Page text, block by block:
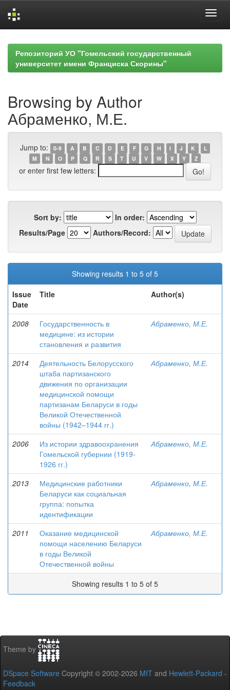
navigationРепозиторий УО "Гомельский государственный
университет имени Франциска Скорины"
Browsing by Author
Абраменко, М.Е.
Jump to: 0-9 A B C D E F G H I J K
L
M
N O P Q R S T U V W X Y Z
or enter first few letters:
Sort by:
In order:
Results/Page
Authors/Record:
Showing results 1 to 5 of 5
Issue
Date
Title Author(s)
2008
Государственность в
медицине: из истории
становления и развития
Абраменко, М.Е.
2014
Деятельность Белорусского
штаба партизанского
движения по организации
медицинской помощи
партизанам Беларуси в годы
Великой Отечественной
войны (1942–1944 гг.)
Абраменко, М.Е.
2006
Из истории здравоохранения
Гомельской губернии (1919-
1926 гг.)
Абраменко, М.Е.
2013
Медицинские работники
Беларуси как социальная
группа: попытка
идентификации
Абраменко, М.Е.
2011
Оказание медицинской
помощи населению Беларуси
в годы Великой
Отечественной войны
Абраменко, М.Е.
Showing results 1 to 5 of 5
Theme by
DSpace Software Copyright © 2002-2026 MIT and Hewlett-Packard -
Feedback